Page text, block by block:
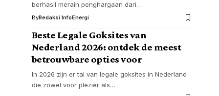
berhasil meraih penghargaan dari…
ByRedaksi InfoEnergi
Beste Legale Goksites van
Nederland 2026: ontdek de meest
betrouwbare opties voor
In 2026 zijn er tal van legale goksites in Nederland
die zowel voor plezier als…